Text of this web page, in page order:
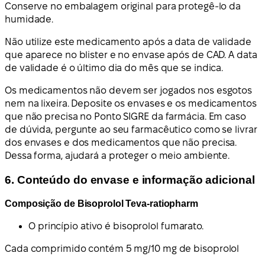
Conserve no embalagem original para protegê-lo da
humidade.
Não utilize este medicamento após a data de validade
que aparece no blister e no envase após de CAD. A data
de validade é o último dia do mês que se indica.
Os medicamentos não devem ser jogados nos esgotos
nem na lixeira. Deposite os envases e os medicamentos
que não precisa no Ponto SIGRE da farmácia. Em caso
de dúvida, pergunte ao seu farmacêutico como se livrar
dos envases e dos medicamentos que não precisa.
Dessa forma, ajudará a proteger o meio ambiente.
6. Conteúdo do envase e informação adicional
Composição de Bisoprolol Teva-ratiopharm
O princípio ativo é bisoprolol fumarato.
Cada comprimido contém 5 mg/10 mg de bisoprolol